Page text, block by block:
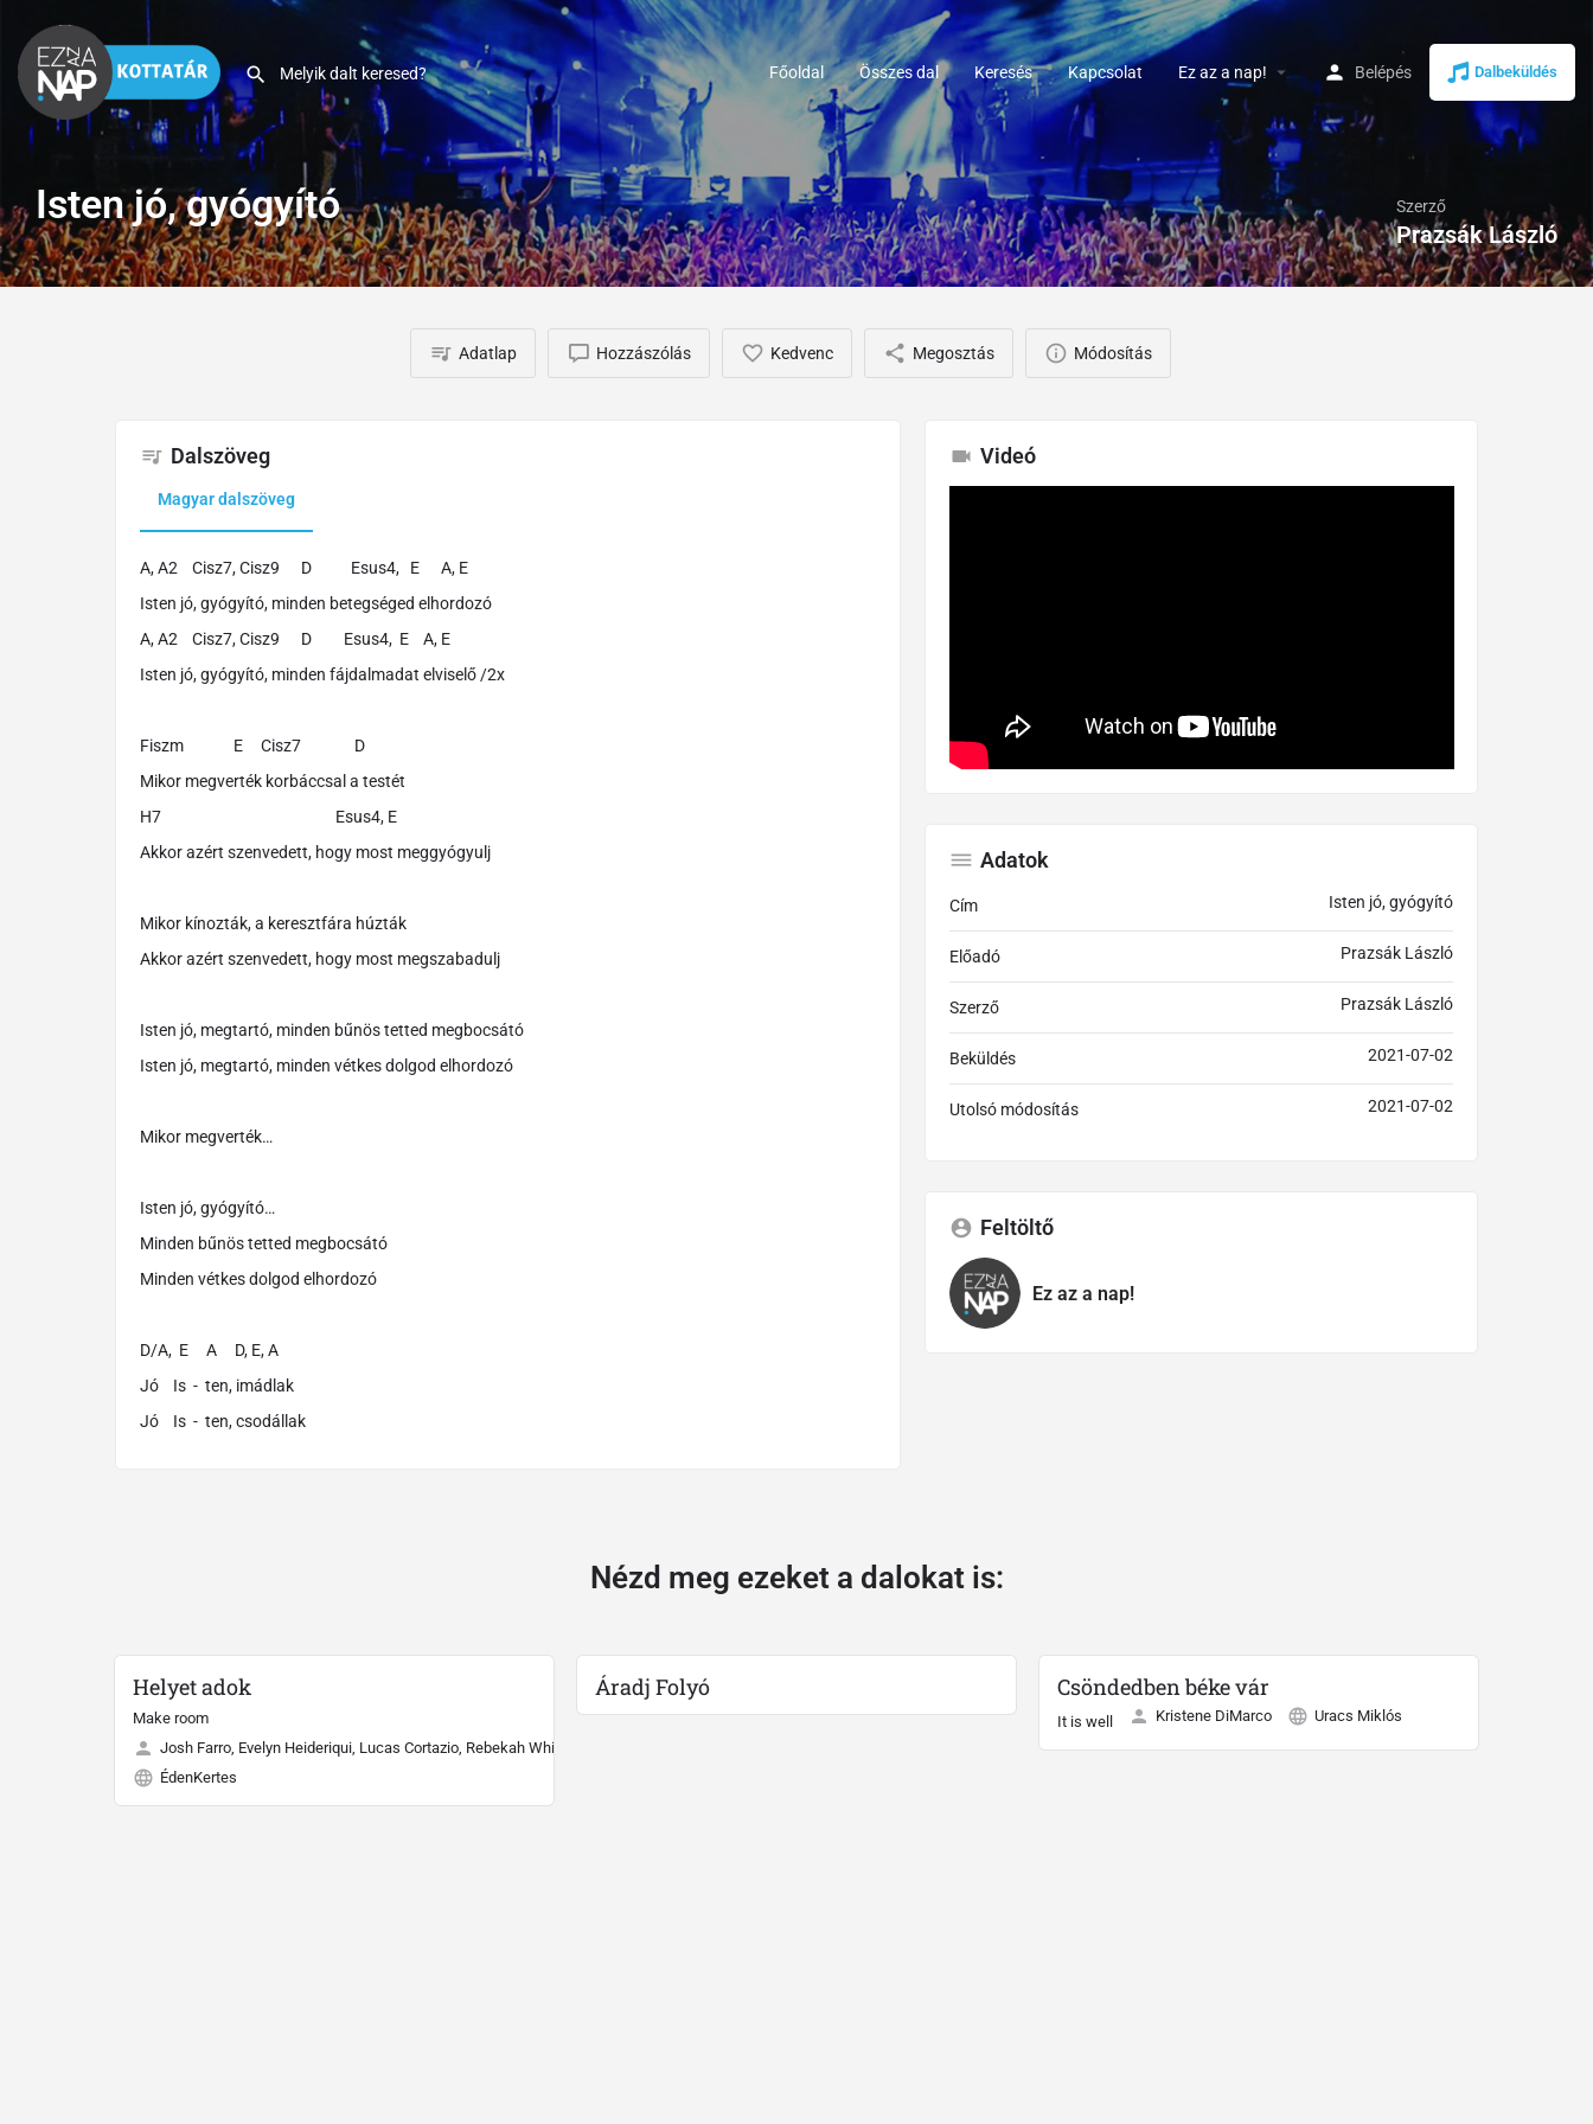
Főoldal Összes dal Keresés Kapcsolat Ez az a nap! arrow_drop_down Belépés Dalbeküldés
Isten jó, gyógyító Szerző
Prazsák László
Adatlap Hozzászólás Kedvenc Megosztás Módosítás
Dalszöveg
Magyar dalszöveg
A, A2 Cisz7, Cisz9 D Esus4, E A, E
Isten jó, gyógyító, minden betegséged elhordozó
A, A2 Cisz7, Cisz9 D Esus4, E A, E
Isten jó, gyógyító, minden fájdalmadat elviselő /2x
Fiszm E Cisz7 D
Mikor megverték korbáccsal a testét
H7 Esus4, E
Akkor azért szenvedett, hogy most meggyógyulj
Mikor kínozták, a keresztfára húzták
Akkor azért szenvedett, hogy most megszabadulj
Isten jó, megtartó, minden bűnös tetted megbocsátó
Isten jó, megtartó, minden vétkes dolgod elhordozó
Mikor megverték…
Isten jó, gyógyító…
Minden bűnös tetted megbocsátó
Minden vétkes dolgod elhordozó
D/A, E A D, E, A
Jó Is - ten, imádlak
Jó Is - ten, csodállak
Videó
Adatok
Cím Isten jó, gyógyító
Előadó Prazsák László
Szerző Prazsák László
Beküldés 2021-07-02
Utolsó módosítás 2021-07-02
Feltöltő
Ez az a nap!
Nézd meg ezeket a dalokat is:
Helyet adok
Make room
Josh Farro, Evelyn Heideriqui, Lucas Cortazio, Rebekah White
ÉdenKertes
Áradj Folyó Csöndedben béke vár
It is well Kristene DiMarco Uracs Miklós